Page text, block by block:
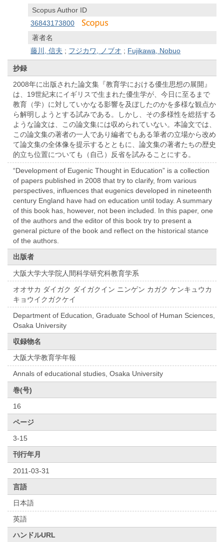
Scopus Author ID
36843173800
著者名
藤川, 信夫 ; フジカワ, ノブオ ; Fujikawa, Nobuo
抄録
2008年に出版された論文集『教育学における優生思想の展開』
は、19世紀末にイギリスで生まれた優生学が、今日に至るまで
教育（学）に対していかなる影響を及ぼしたのかを多様な観点か
ら解明しようとする試みである。しかし、その多様性を総括する
ような論文は、この論文集には収められていない。本論文では、
この論文集の著者の一人であり編者でもある筆者の立場から改め
て論文集の全体像を提示するとともに、論文集の著者たちの歴史
的立ち位置についても（自己）反省を試みることにする。
“Development of Eugenic Thought in Education” is a collection
of papers published in 2008 that try to clarify, from various
perspectives, influences that eugenics developed in nineteenth
century England have had on education until today. A summary
of this book has, however, not been included. In this paper, one
of the authors and the editor of this book try to present a
general picture of the book and reflect on the historical stance
of the authors.
出版者
大阪大学大学院人間科学研究科教育学系
オオサカ ダイガク ダイガクイン ニンゲン カガク ケンキュウカ
キョウイクガクケイ
Department of Education, Graduate School of Human Sciences,
Osaka University
収録物名
大阪大学教育学年報
Annals of educational studies, Osaka University
巻(号)
16
ページ
3-15
刊行年月
2011-03-31
言語
日本語
英語
ハンドルURL